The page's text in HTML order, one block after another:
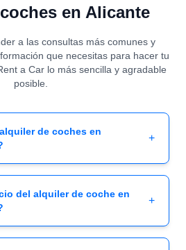
en Alicante
a las consultas más comunes y
que necesitas para hacer tu
a Car lo más sencilla y agradable
posible.
de coches en
+
del alquiler de coche en
+